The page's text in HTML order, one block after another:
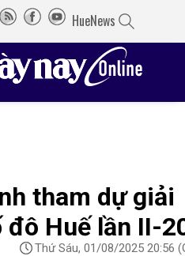
HueNews
tham dự giải
đô Huế lần II-
Thứ Sáu, 01/08/2025 20:56